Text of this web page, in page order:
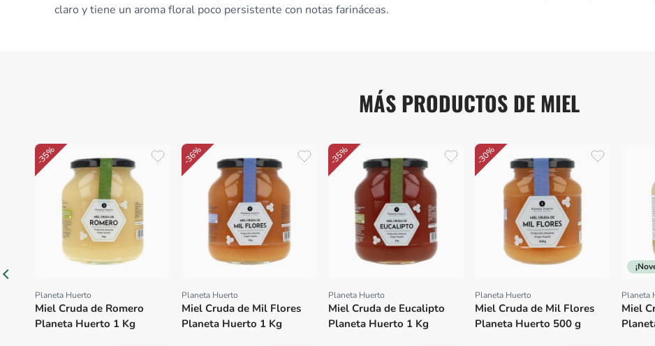
claro y tiene un aroma floral poco persistente con notas farináceas.
MÁS PRODUCTOS DE MIEL
-35%
Proveedor:
Planeta Huerto
Miel Cruda de Romero
Planeta Huerto 1 Kg
-36%
Proveedor:
Planeta Huerto
Miel Cruda de Mil Flores
Planeta Huerto 1 Kg
-35%
Proveedor:
Planeta Huerto
Miel Cruda de Eucalipto
Planeta Huerto 1 Kg
-30%
Proveedor:
Planeta Huerto
Miel Cruda de Mil Flores
Planeta Huerto 500 g
Planeta
Miel